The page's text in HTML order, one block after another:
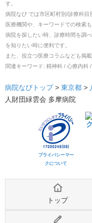
す。
病院なび では市区町村別/診療科
医療機関や、キーワードでの検索も
病院を探したい時、診療時間を調
を知りたい時に便利です。
また、役立つ医療コラムなども掲
関連キーワード: 精神科 / 心療内科
病院なびトップ > 東京都 >
人財団緑雲会 多摩病院
プライバシーマー
クについて
トップ